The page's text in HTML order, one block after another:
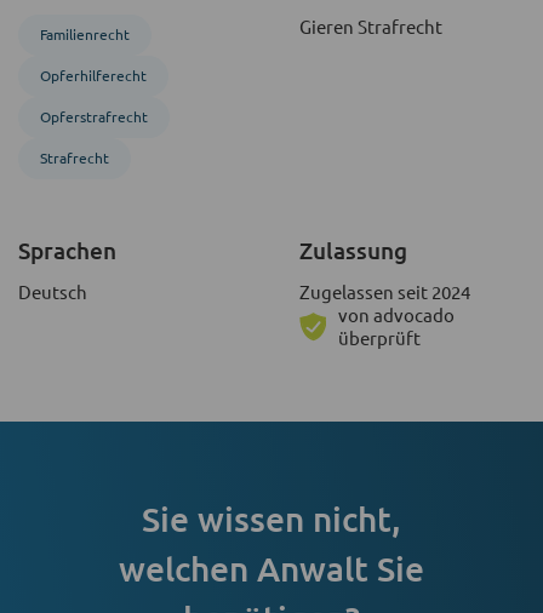
Familienrecht
Opferhilferecht
Opferstrafrecht
Strafrecht
Gieren Strafrecht
Sprachen
Deutsch
Zulassung
Zugelassen seit 2024
von advocado
überprüft
Sie wissen nicht,
welchen Anwalt Sie